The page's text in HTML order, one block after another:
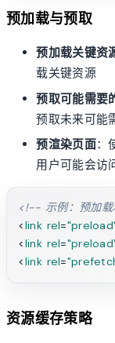
预加载与预取
预加载关键资
载关键资源
预取可能需要
预取未来可能
预渲染页面：
用户可能会访
<!-- 示例：预加
<link rel=
<link rel=
<link rel=
资源缓存策略